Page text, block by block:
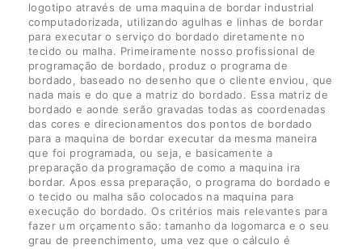
logotipo através de uma maquina de bordar industrial
computadorizada, utilizando agulhas e linhas de bordar
para executar o serviço do bordado diretamente no
tecido ou malha. Primeiramente nosso profissional de
programação de bordado, produz o programa de
bordado, baseado no desenho que o cliente enviou, que
nada mais e do que a matriz do bordado. Essa matriz de
bordado e aonde serão gravadas todas as coordenadas
das cores e direcionamentos dos pontos de bordado
para a maquina de bordar executar da mesma maneira
que foi programada, ou seja, e basicamente a
preparação da programação de como a maquina ira
bordar. Apos essa preparação, o programa do bordado e
o tecido ou malha são colocados na maquina para
execução do bordado. Os critérios mais relevantes para
fazer um orçamento são: tamanho da logomarca e o seu
grau de preenchimento, uma vez que o cálculo é